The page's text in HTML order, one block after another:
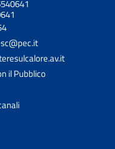
il Pubblico